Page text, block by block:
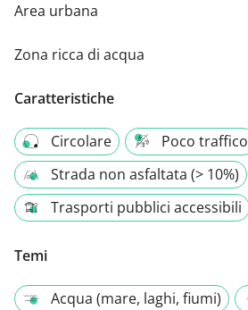
Area urbana
Zona ricca di acqua
Caratteristiche
Circolare
Poco traffico
Strada non asfaltata (> 10%)
Trasporti pubblici accessibili
Temi
Acqua (mare, laghi, fiumi)